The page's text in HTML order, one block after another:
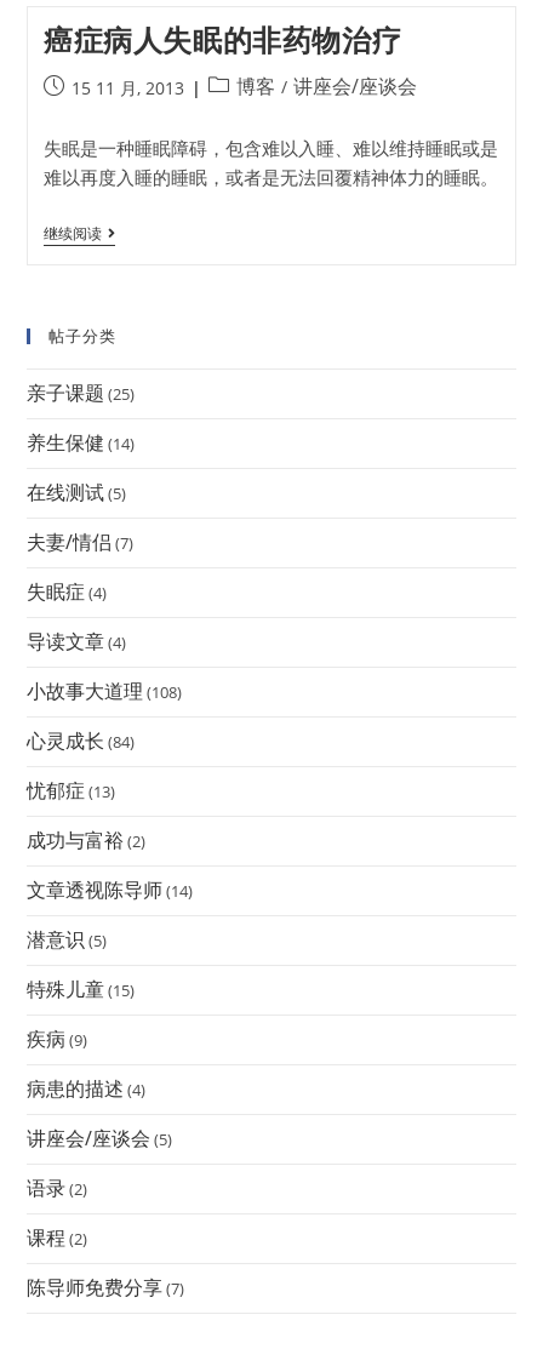
癌症病人失眠的非药物治疗
15 11 月, 2013 博客 / 讲座会/座谈会
失眠是一种睡眠障碍，包含难以入睡、难以维持睡眠或是
难以再度入睡的睡眠，或者是无法回覆精神体力的睡眠。
继续阅读
帖子分类
亲子课题 (25)
养生保健 (14)
在线测试(5)
夫妻/情侣 (7)
失眠症 (4)
导读文章(4)
小故事大道理 (108)
心灵成长 (84)
忧郁症 (13)
成功与富裕(2)
文章透视陈导师(14)
潜意识 (5)
特殊儿童(15)
疾病 (9)
病患的描述 (4)
讲座会/座谈会 (5)
语录(2)
课程 (2)
陈导师免费分享(7)